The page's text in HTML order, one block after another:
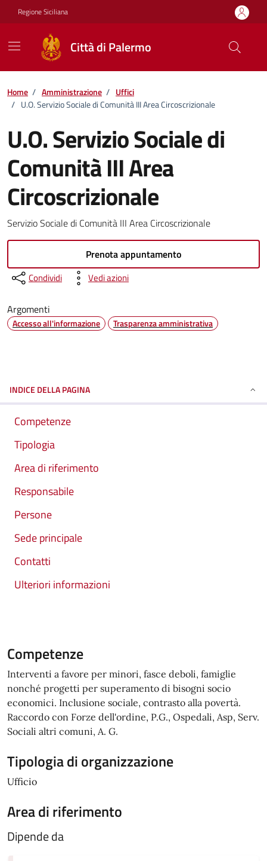
Vai ai contenuti
Vai al footer
Regione Siciliana
Città di Palermo
Home / Amministrazione / Uffici
/ U.O. Servizio Sociale di Comunità III Area Circoscrizionale
U.O. Servizio Sociale di
Comunità III Area
Circoscrizionale
Servizio Sociale di Comunità III Area Circoscrizionale
Prenota appuntamento
Condividi Vedi azioni
Argomenti
Accesso all'informazione Trasparenza amministrativa
INDICE DELLA PAGINA
Competenze
Tipologia
Area di riferimento
Responsabile
Persone
Sede principale
Contatti
Ulteriori informazioni
Competenze
Interventi a favore per minori, fasce deboli, famiglie
nonché progetti per superamento di bisogni socio
economici. Inclusione sociale, contrasto alla povertà.
Raccordo con Forze dell'ordine, P.G., Ospedali, Asp, Serv.
Sociali altri comuni, A. G.
Tipologia di organizzazione
Ufficio
Area di riferimento
Dipende da